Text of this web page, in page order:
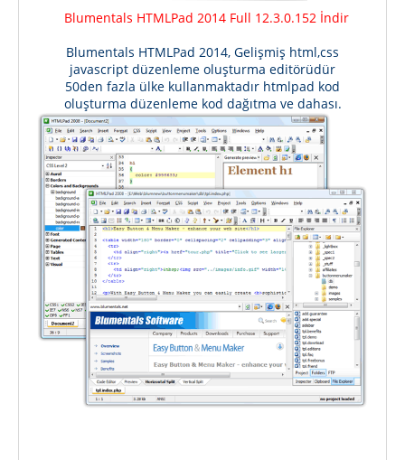
Blumentals HTMLPad 2014 Full 12.3.0.152 İndir
Blumentals HTMLPad 2014, Gelişmiş html,css
javascript düzenleme oluşturma editörüdür
50den fazla ülke kullanmaktadır htmlpad kod
oluşturma düzenleme kod dağıtma ve dahası.